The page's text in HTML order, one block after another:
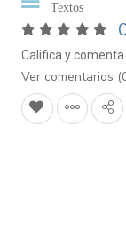
Textos
Califica y
Ver comentarios